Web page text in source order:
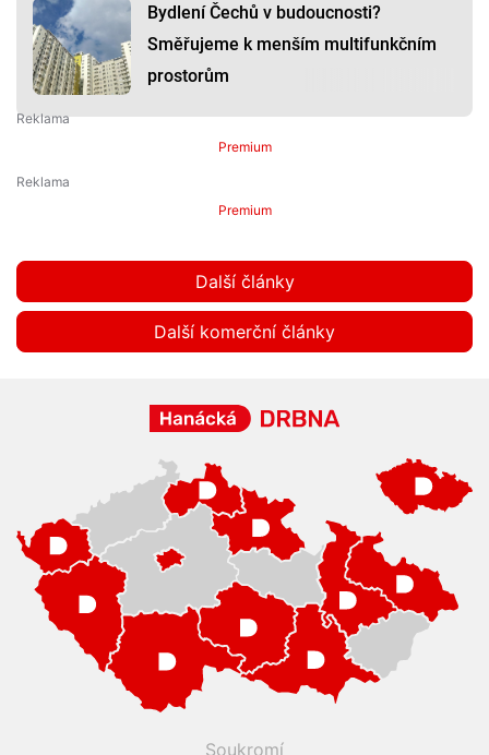
Bydlení Čechů v budoucnosti?
Směřujeme k menším multifunkčním
prostorům
Premium
Premium
Další články
Další komerční články
Soukromí